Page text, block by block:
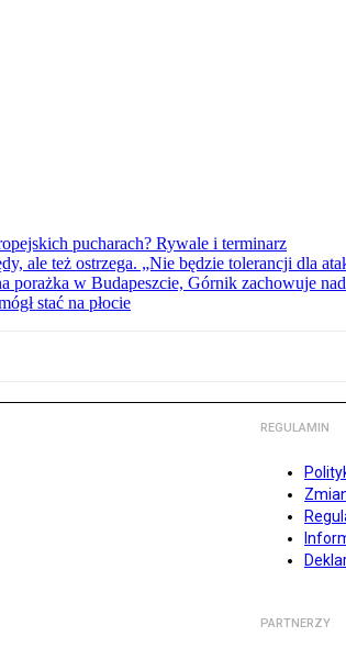
pucharach? Rywale i terminarz
ale też ostrzega. „Nie będzie tolerancji dla
w Budapeszcie, Górnik zachowuje
stać na płocie
REGULAMIN
PARTNERZY